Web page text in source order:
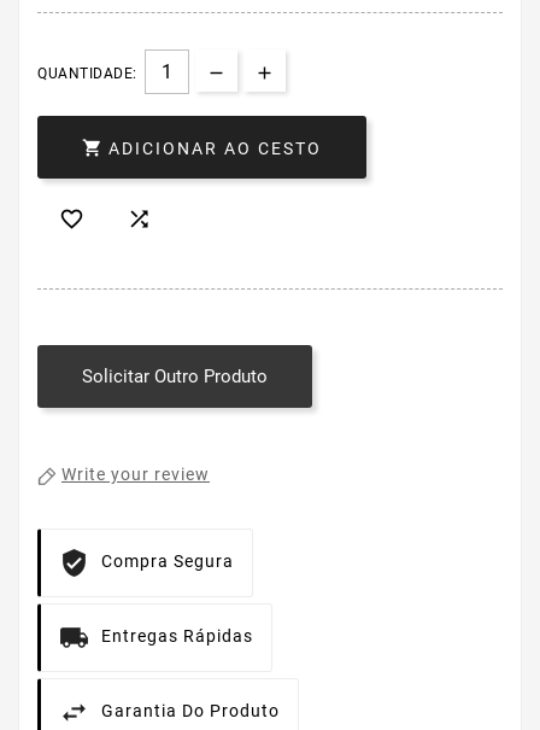
QUANTIDADE:
 ADICIONAR AO CESTO
 
Solicitar Outro Produto
Write your review
Compra Segura
Entregas Rápidas
Garantia Do Produto